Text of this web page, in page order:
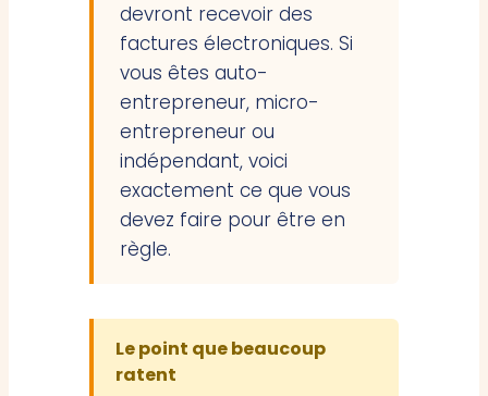
devront recevoir des
factures électroniques. Si
vous êtes auto-
entrepreneur, micro-
entrepreneur ou
indépendant, voici
exactement ce que vous
devez faire pour être en
règle.
Le point que beaucoup
ratent